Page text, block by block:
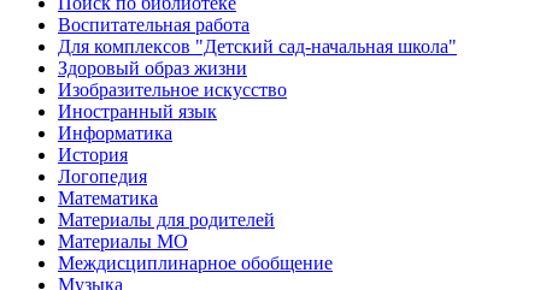
Воспитательная работа
Для комплексов "Детский сад-начальная школа"
Здоровый образ жизни
Изобразительное искусство
Иностранный язык
Информатика
История
Логопедия
Математика
Материалы для родителей
Материалы МО
Междисциплинарное обобщение
Музыка